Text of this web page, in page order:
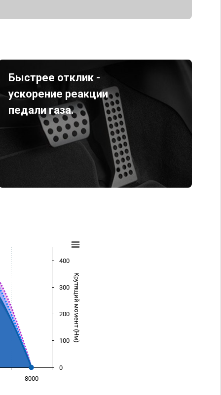
Быстрее отклик -
ускорение реакции
педали газа.
Крутящий момент (Нм)
8000
0
100
200
300
400